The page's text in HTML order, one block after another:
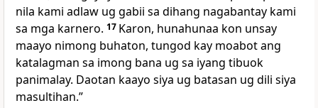
nila kami adlaw ug gabii sa dihang nagabantay kami
sa mga karnero. 17 Karon, hunahunaa kon unsay
maayo nimong buhaton, tungod kay moabot ang
katalagman sa imong bana ug sa iyang tibuok
panimalay. Daotan kaayo siya ug batasan ug dili siya
masultihan.”